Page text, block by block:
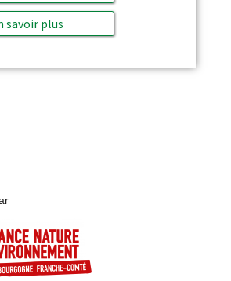
savoir plus